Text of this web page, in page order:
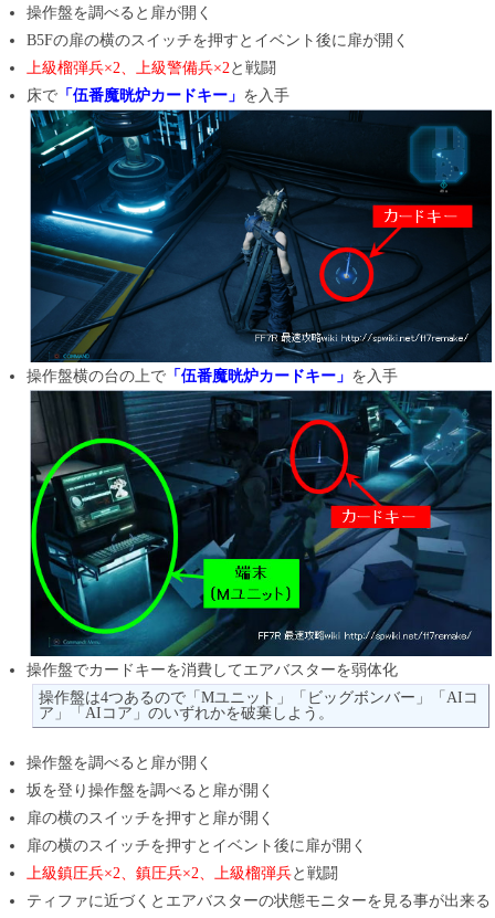
操作盤を調べると扉が開く
B5Fの扉の横のスイッチを押すとイベント後に扉が開く
上級榴弾兵×2、上級警備兵×2と戦闘
床で 「伍番魔晄炉カードキー」 を入手
操作盤横の台の上で 「伍番魔晄炉カードキー」 を入手
操作盤でカードキーを消費してエアバスターを弱体化
操作盤は4つあるので「Mユニット」「ビッグボンバー」「AIコ
ア」「AIコア」のいずれかを破棄しよう。
操作盤を調べると扉が開く
坂を登り操作盤を調べると扉が開く
扉の横のスイッチを押すと扉が開く
扉の横のスイッチを押すとイベント後に扉が開く
上級鎮圧兵×2、鎮圧兵×2、上級榴弾兵と戦闘
ティファに近づくとエアバスターの状態モニターを見る事が出来る